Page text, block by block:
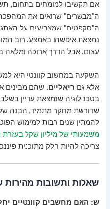
אם תקשיבו למומחים בתחום,
ה"מבשרים" שרואים את
ה"סקפטים" שמצביעים על
נמצאת איפשהו באמצע. רוב
עצום, אבל הדרך ארוכה ומלאה
השקעה במחשוב קוונטי היא
אלא גם ריאליים. שהם מבינים
בטכנולוגיה שנמצאת עדיין
שדורשת מחקר מתמיד, הבנה של
להמתין שנים רבות למימוש
משמעותי של מיליון שקל בעזרת
צריכה להיות חלק מתוכנית
שאלות ותשובות מהירות
ש: האם מחשבים קוונטיים